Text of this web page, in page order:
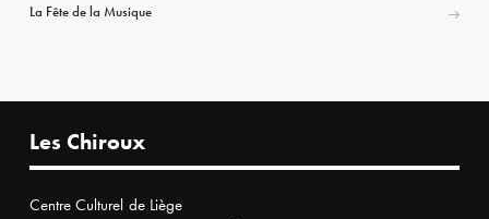
La Fête de la Musique
Les Chiroux
Centre Culturel de Liège